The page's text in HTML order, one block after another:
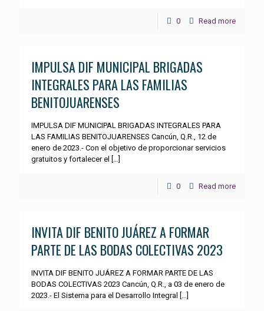
0 Read more
IMPULSA DIF MUNICIPAL BRIGADAS
INTEGRALES PARA LAS FAMILIAS
BENITOJUARENSES
IMPULSA DIF MUNICIPAL BRIGADAS INTEGRALES PARA
LAS FAMILIAS BENITOJUARENSES Cancún, Q.R., 12 de
enero de 2023.- Con el objetivo de proporcionar servicios
gratuitos y fortalecer el […]
0 Read more
INVITA DIF BENITO JUÁREZ A FORMAR
PARTE DE LAS BODAS COLECTIVAS 2023
INVITA DIF BENITO JUÁREZ A FORMAR PARTE DE LAS
BODAS COLECTIVAS 2023 Cancún, Q.R., a 03 de enero de
2023.- El Sistema para el Desarrollo Integral […]